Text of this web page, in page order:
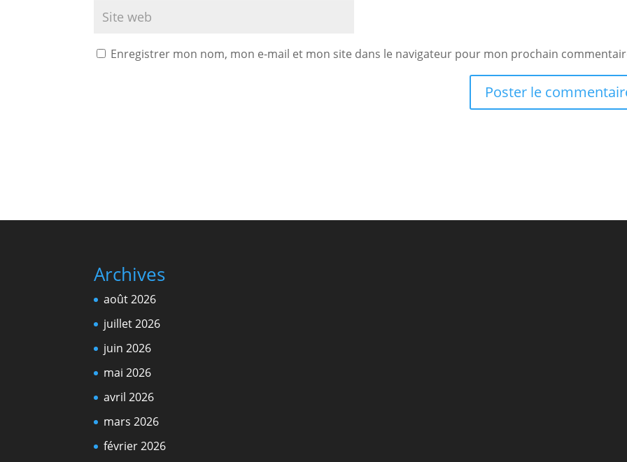
Enregistrer mon nom, mon e-mail et mon site dans le navigateur pour mon prochain
Archives
août 2026
juillet 2026
juin 2026
mai 2026
avril 2026
mars 2026
février 2026